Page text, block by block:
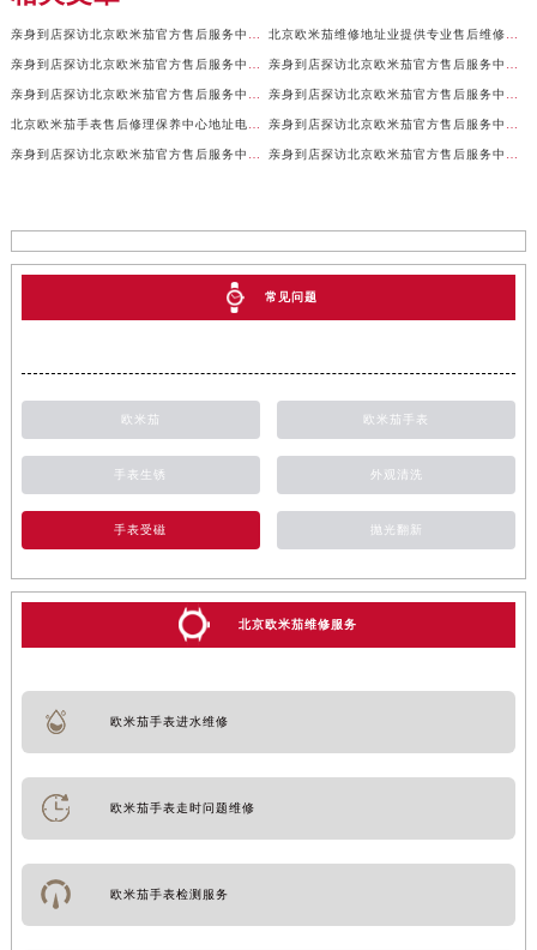
常见问题
欧米茄 欧米茄手表
手表生锈 外观清洗
手表受磁 抛光翻新
北京欧米茄维修服务
欧米茄手表进水维修
欧米茄手表走时问题维修
欧米茄手表检测服务